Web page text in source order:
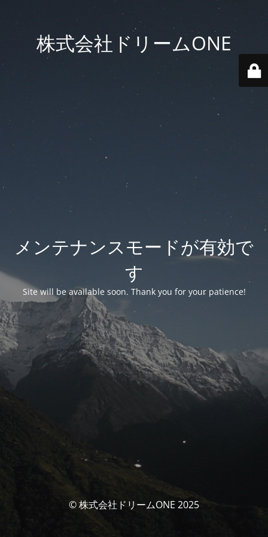
株式会社ドリームONE
メンテナンスモードが有効で
す
Site will be available soon. Thank you for your patience!
© 株式会社ドリームONE 2025